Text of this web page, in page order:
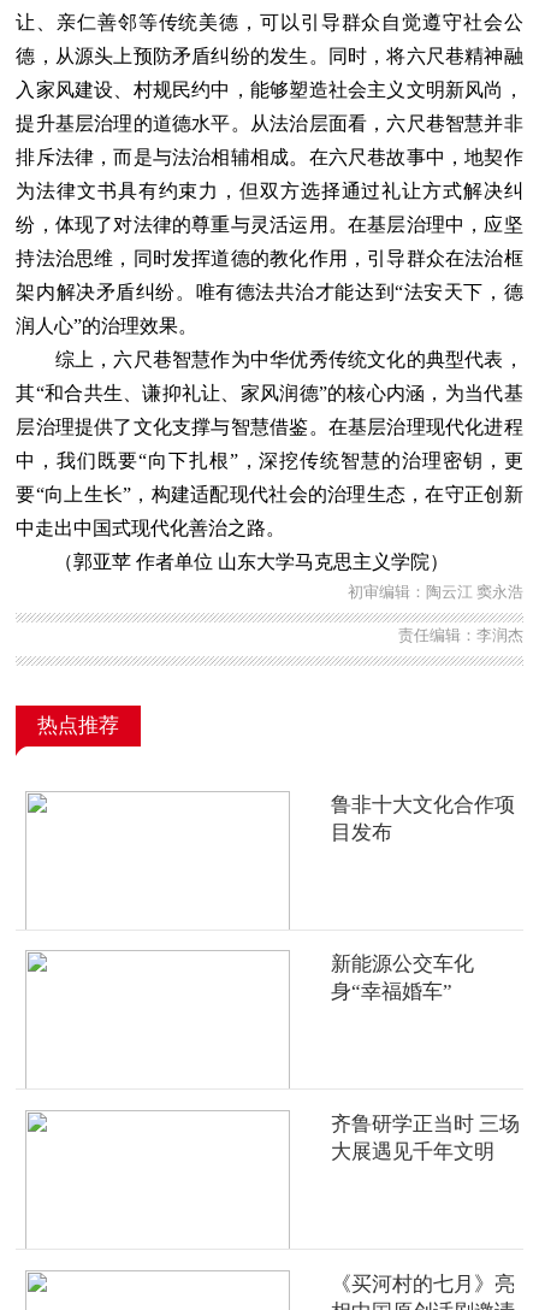
让、亲仁善邻等传统美德，可以引导群众自觉遵守社会公
德，从源头上预防矛盾纠纷的发生。同时，将六尺巷精神融
入家风建设、村规民约中，能够塑造社会主义文明新风尚，
提升基层治理的道德水平。从法治层面看，六尺巷智慧并非
排斥法律，而是与法治相辅相成。在六尺巷故事中，地契作
为法律文书具有约束力，但双方选择通过礼让方式解决纠
纷，体现了对法律的尊重与灵活运用。在基层治理中，应坚
持法治思维，同时发挥道德的教化作用，引导群众在法治框
架内解决矛盾纠纷。唯有德法共治才能达到“法安天下，德
润人心”的治理效果。
综上，六尺巷智慧作为中华优秀传统文化的典型代表，
其“和合共生、谦抑礼让、家风润德”的核心内涵，为当代基
层治理提供了文化支撑与智慧借鉴。在基层治理现代化进程
中，我们既要“向下扎根”，深挖传统智慧的治理密钥，更
要“向上生长”，构建适配现代社会的治理生态，在守正创新
中走出中国式现代化善治之路。
（郭亚苹作者单位 山东大学马克思主义学院）
初审编辑：陶云江 窦永浩
责任编辑：李润杰
热点推荐
鲁非十大文化合作项
目发布
新能源公交车化
身“幸福婚车”
齐鲁研学正当时 三场
大展遇见千年文明
《买河村的七月》亮